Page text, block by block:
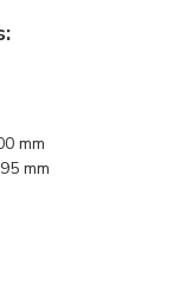
mm
mm